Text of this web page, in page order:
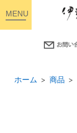
ホーム 商品
toggle
navigation